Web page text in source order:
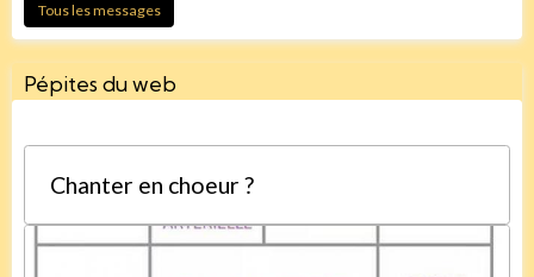
Tous les messages
Pépites du web
Chanter en choeur ?